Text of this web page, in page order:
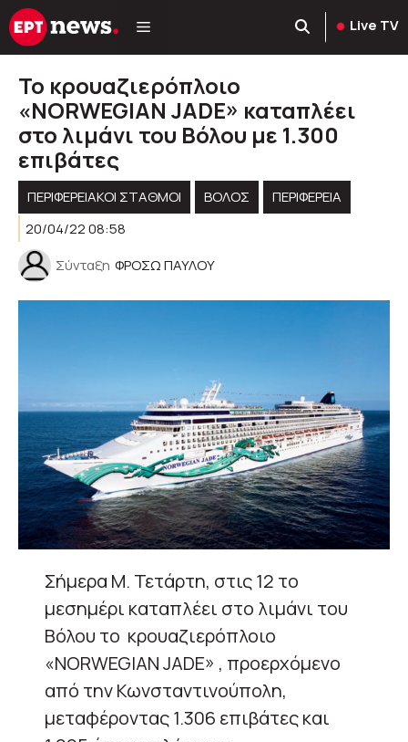
Μετάβαση
σε
Live TV
Το κρουαζιερόπλοιο
«NORWEGIAN JADE» καταπλέει
στο λιμάνι του Βόλου με 1.300
επιβάτες
ΠΕΡΙΦΕΡΕΙΑΚΟΊ ΣΤΑΘΜΟΊ ΒΟΛΟΣ
ΠΕΡΙΦΈΡΕΙΑ
20/04/22 08:58
Σύνταξη ΦΡΟΣΩ ΠΑΥΛΟΥ
Σήμερα Μ. Τετάρτη, στις 12 το
μεσημέρι καταπλέει στο λιμάνι του
Βόλου το κρουαζιερόπλοιο
«NORWEGIAN JADE» , προερχόμενο
από την Κωνσταντινούπολη,
μεταφέροντας 1.306 επιβάτες και